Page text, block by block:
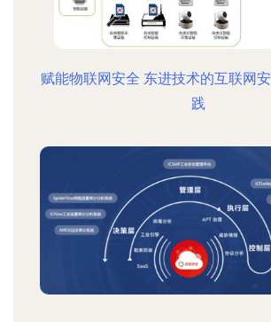
赋能物联网安全 东进技术的互联网
践